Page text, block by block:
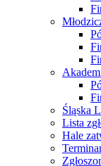
Śląska
Lista
Hale